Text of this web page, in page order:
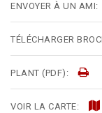
ENVOYER À UN AMI:
TÉLÉCHARGER
PLANT (PDF):
VOIR LA CARTE: